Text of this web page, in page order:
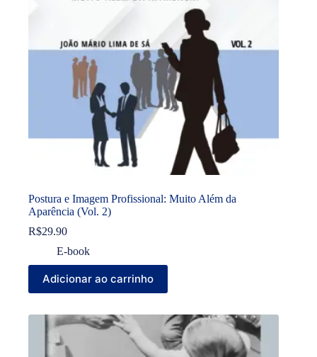
Postura e Imagem Profissional: Muito Além da
Aparência (Vol. 2)
R$29.90
E-book
Adicionar ao carrinho